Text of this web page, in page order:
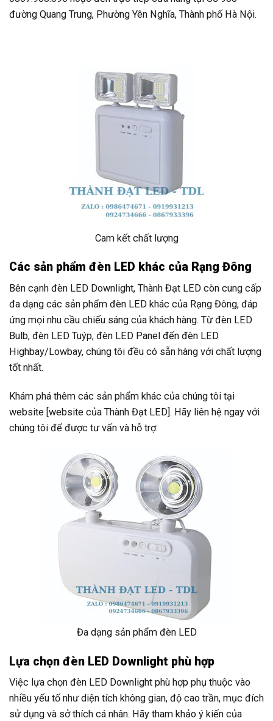
đường Quang Trung, Phường Yên Nghĩa, Thành phố Hà Nội.
Cam kết chất lượng
Các sản phẩm đèn LED khác của Rạng Đông
Bên cạnh đèn LED Downlight, Thành Đạt LED còn cung cấp
đa dạng các sản phẩm đèn LED khác của Rạng Đông, đáp
ứng mọi nhu cầu chiếu sáng của khách hàng. Từ đèn LED
Bulb, đèn LED Tuýp, đèn LED Panel đến đèn LED
Highbay/Lowbay, chúng tôi đều có sẵn hàng với chất lượng
tốt nhất.
Khám phá thêm các sản phẩm khác của chúng tôi tại
website [website của Thành Đạt LED]. Hãy liên hệ ngay với
chúng tôi để được tư vấn và hỗ trợ.
Đa dạng sản phẩm đèn LED
Lựa chọn đèn LED Downlight phù hợp
Việc lựa chọn đèn LED Downlight phù hợp phụ thuộc vào
nhiều yếu tố như diện tích không gian, độ cao trần, mục đích
sử dụng và sở thích cá nhân. Hãy tham khảo ý kiến của